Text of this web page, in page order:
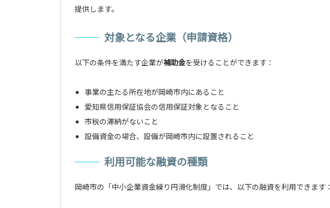
提供します。
対象となる企業（申請資格）
以下の条件を満たす企業が補助金を受けることができます：
事業の主たる所在地が岡崎市内にあること
愛知県信用保証協会の信用保証対象となること
市税の滞納がないこと
設備資金の場合、設備が岡崎市内に設置されること
利用可能な融資の種類
岡崎市の「中小企業資金繰り円滑化制度」では、以下の融資を利用できます：